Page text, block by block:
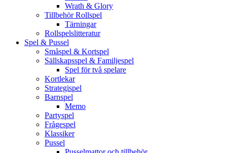
Wrath & Glory
Tillbehör Rollspel
Tärningar
Rollspelslitteratur
Spel & Pussel
Småspel & Kortspel
Sällskapsspel & Familjespel
Spel för två spelare
Kortlekar
Strategispel
Barnspel
Memo
Partyspel
Frågespel
Klassiker
Pussel